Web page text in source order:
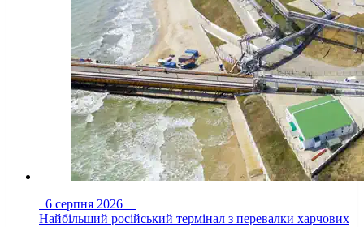
6 серпня 2026
Найбільший російський термінал з перевалки харчових